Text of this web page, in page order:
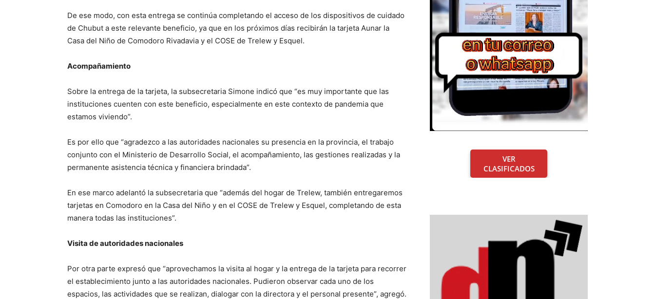
De ese modo, con esta entrega se continúa completando el acceso de los dispositivos de cuidado
de Chubut a este relevante beneficio, ya que en los próximos días recibirán la tarjeta Aunar la
Casa del Niño de Comodoro Rivadavia y el COSE de Trelew y Esquel.
Acompañamiento
Sobre la entrega de la tarjeta, la subsecretaria Simone indicó que “es muy importante que las
instituciones cuenten con este beneficio, especialmente en este contexto de pandemia que
estamos viviendo”.
Es por ello que “agradezco a las autoridades nacionales su presencia en la provincia, el trabajo
conjunto con el Ministerio de Desarrollo Social, el acompañamiento, las gestiones realizadas y la
permanente asistencia técnica y financiera brindada”.
En ese marco adelantó la subsecretaria que “además del hogar de Trelew, también entregaremos
tarjetas en Comodoro en la Casa del Niño y en el COSE de Trelew y Esquel, completando de esta
manera todas las instituciones”.
Visita de autoridades nacionales
Por otra parte expresó que “aprovechamos la visita al hogar y la entrega de la tarjeta para recorrer
el establecimiento junto a las autoridades nacionales. Pudieron observar cada uno de los
espacios, las actividades que se realizan, dialogar con la directora y el personal presente”, agregó.
VER
CLASIFICADOS